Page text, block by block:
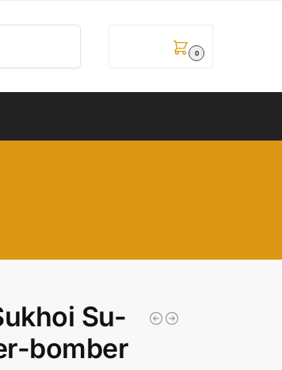
0
Su-
bomber